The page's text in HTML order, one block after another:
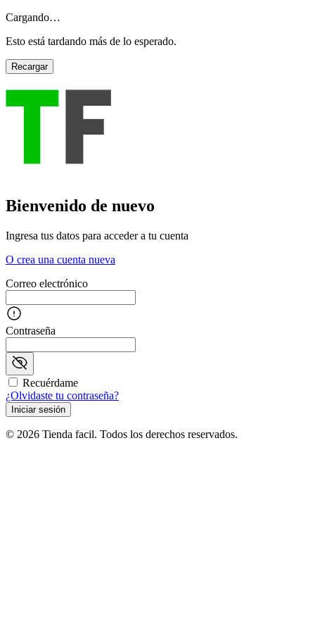
Cargando…
Esto está tardando más de lo esperado.
Recargar
Bienvenido de nuevo
Ingresa tus datos para acceder a tu cuenta
O crea una cuenta nueva
Correo electrónico
Contraseña
Recuérdame
¿Olvidaste tu contraseña?
Iniciar sesión
© 2026 Tienda facil. Todos los derechos reservados.